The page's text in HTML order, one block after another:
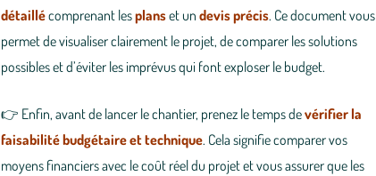
détaillécomprenant lesplanset undevis précis. Ce document vous
permet de visualiser clairement le projet, de comparer les solutions
possibles et d’éviter les imprévus qui font exploser le budget.
👉 Enfin, avant de lancer le chantier, prenez le temps devérifier la
faisabilité budgétaire et technique. Cela signifie comparer vos
moyens financiers avec le coût réel du projet et vous assurer que les